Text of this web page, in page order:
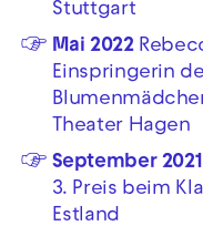
Stuttgart
Mai 2022
Einspringerin
Theater Hagen
September 2021
3. Preis beim
Estland